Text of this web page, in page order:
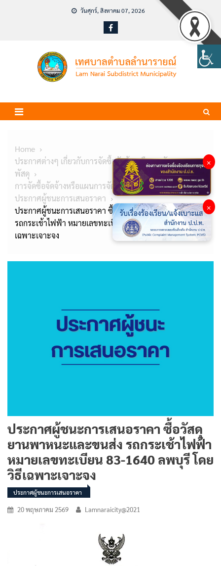
วันศุกร์, สิงหาคม 07, 2026
Home
ประกาศต่างๆ เกี่ยวกับการจัดซื้อจัดจ้างหรือการจัดหา
พัสดุ
การจัดซื้อจัดจ้างหรือแผนการจัดหาพัสดุ
ประกาศผู้ชนะการเสนอราคา
ประกาศผู้ชนะการเสนอราคา ซื้อวัสดุยานพาหนะและขนส่ง
รถกระเช้าไฟฟ้า หมายเลขทะเบียน 83-1640 ลพบุรี โดยวิธี
เฉพาะเจาะจง
ประกาศผู้ชนะการเสนอราคา ซื้อวัสดุ
ยานพาหนะและขนส่ง รถกระเช้าไฟฟ้า
หมายเลขทะเบียน 83-1640 ลพบุรี โดย
วิธีเฉพาะเจาะจง
ประกาศผู้ชนะการเสนอราคา
20 พฤษภาคม 2569 Lamnaraicity@2021
×
×